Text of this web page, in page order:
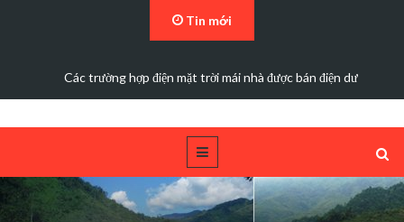
Tin mới
Các trường hợp điện mặt trời mái nhà được bán điện dư